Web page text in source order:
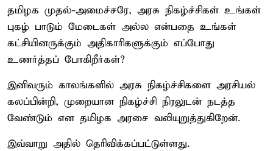
தமிழக முதல்-அமைச்சரே, அரசு நிகழ்ச்சிகள் உங்கள்
புகழ் பாடும் மேடைகள் அல்ல என்பதை உங்கள்
கட்சியினருக்கும் அதிகாரிகளுக்கும் எப்போது
உணர்த்தப் போகிறீர்கள்?
இனிவரும் காலங்களில் அரசு நிகழ்ச்சிகளை அரசியல்
கலப்பின்றி, முறையான நிகழ்ச்சி நிரலுடன் நடத்த
வேண்டும் என தமிழக அரசை வலியுறுத்துகிறேன்.
இவ்வாறு அதில் தெரிவிக்கப்பட்டுள்ளது.